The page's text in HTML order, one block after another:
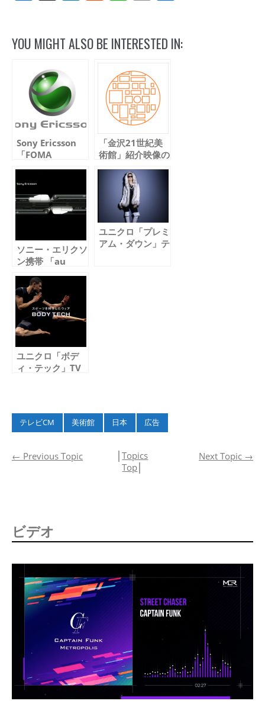
YOU MIGHT ALSO BE INTERESTED IN:
Sony Ericsson
「FOMA
SO905i」 テレビ
「金沢21世紀美
術館」紹介映像の
サウンドトラック
を制作しました
ソニー・エリクソ
ン携帯 「au
W44S」のテレビ
コマーシャルに楽
曲提供しました
ユニクロ「プレミ
アム・ダウン」テ
ユニクロ「ボデ
ィ・テック」TV
た
テレビCM 美術館 日本 広告
← Previous Topic │Topics
Top
Next Topic →
ビデオ